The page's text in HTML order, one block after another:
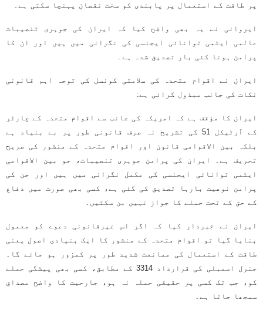
پر طاقت کے استعمال پر پابندی کو سخت نقصان پہنچا سکتی ہے۔
ایروانی نے یہ بھی واضح کیا کہ ایران کی جوہری تنصیبات
عالمی ایٹمی توانائی ایجنسی کی نگرانی میں ہیں اور ان کا
پرامن ہونا کئی بار تصدیق شدہ ہے۔
ایران نے اقوام متحدہ کی سلامتی کونسل کی توجہ اہم قانونی
نکات کی جانب مبذول کرائی ہے:
ایران کا مؤقف ہے کہ امریکہ کی جانب سے اقوام متحدہ کے چارٹر
کے آرٹیکل 51 کی تشریح نہ صرف قانونی طور پر بے بنیاد ہے
بلکہ بین الاقوامی قانون اور اقوام متحدہ کے منشور کی صریح
تحریف ہے۔ ایران کی پرامن جوہری تنصیبات، جو بین الاقوامی
ایٹمی توانائی ایجنسی کی مکمل نگرانی میں ہیں اور جن کی
پرامن نوعیت بارہا تصدیق کی گئی ہے، کسی بھی صورت میں دفاع
کے حق کے تحت حملے کا جواز نہیں بن سکتیں۔
ایران نے خبردار کیا کہ اگر اس غیرقانونی دعوے کو معمول
بنایا گیا تو اقوام متحدہ کے منشور کا ایک بنیادی اصول یعنی
طاقت کے استعمال کی ممانعت شدید طور پر کمزور ہو جائے گا۔
جنرل اسمبلی کی قرارداد 3314 کے مطابق، کسی بھی پیشگی حملے
کو، جب تک کسی پر حقیقی حملہ نہ ہو، جارحیت کا واضح مصداق
سمجھا جاتا ہے۔